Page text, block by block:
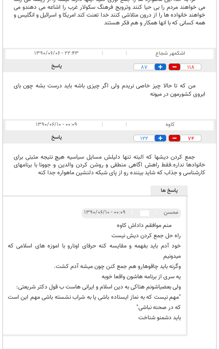
می خواهند مردم را بی حیا کنند وترویج فرهنگ سکولار غرب را اشاعه می دهندو می
خواهند خانواده ها را از درون متلاشی کنند خدا تعنت کند امریکا و اسرائیل و انگلیس و
همه کسانی که با انها همکار و هم فکر هستند
اشکمهر شجاع |
|
۲۲:۴۳ - ۱۳۹۰/۰۶/۰۶
118
87 پاسخ
من که تا حالا چیز خاصی نریدم ولی اگر چیزی باشه باید درست بشه چون بای
ابروی کشورمون در میونه
کاوه |
|
۰۰:۰۹ - ۱۳۹۰/۰۶/۱۰
74
122 پاسخ
جمع کردن دیشها که البته تنها دلیلش مسایل سیاسیه هیچ نتیجه مثبتی برای
خانوادها نداره.فقط راهش اگاهی منطقی و روشن کردن والدین و جوونا با برنامهای
کارشناسی و جذاب که شاید بیننده رو از پای شبکه دلنشین ماهواره جدا کنه
پاسخ ها
محسن ۰۰:۰۹ - ۱۳۹۰/۰۶/۱۰
منم موافقم داداش کاوه
راه حل جمع کردن دیش نیست
خود آدم باید بفهمه و مقایسه کنه حرفای اونارو با اموزه های اسلامی که
میدونیم
وگرنه باید چاقوهارو هم جمع کنن چون میشه آدم کشت.
یه سری از برنامه هاشون واقعا خوبه
ولی بعضیاشونم هتاکی به دین اسلام و ایرانی هاست ب قول دکتر شریعتی:
"مهم نیست که به نماز ایستاده باشی یا به شراب نشسته باشی مهم این است
که در صحنه نباشی"
باید دشمنو شناخت